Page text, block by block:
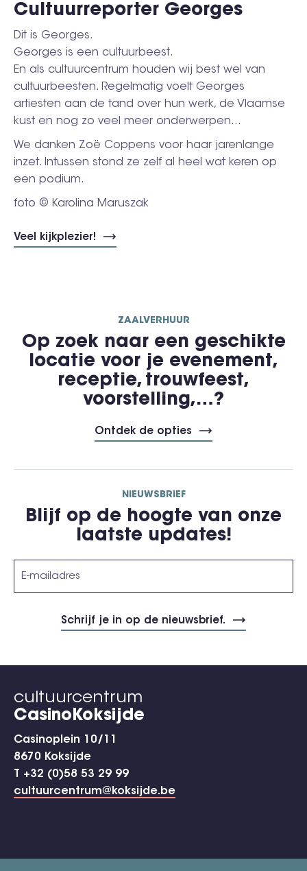
Cultuurreporter Georges
Dit is Georges.
Georges is een cultuurbeest.
En als cultuurcentrum houden wij best wel van
cultuurbeesten. Regelmatig voelt Georges
artiesten aan de tand over hun werk, de Vlaamse
kust en nog zo veel meer onderwerpen...
We danken Zoë Coppens voor haar jarenlange
inzet. Intussen stond ze zelf al heel wat keren op
een podium.
foto © Karolina Maruszak
Veel kijkplezier!
ZAALVERHUUR
Op zoek naar een geschikte
locatie voor je evenement,
receptie, trouwfeest,
voorstelling,…?
Ontdek de opties
NIEUWSBRIEF
Blijf op de hoogte van onze
laatste updates!
cultuurcentrum
CasinoKoksijde
Casinoplein 10/11
8670 Koksijde
T +32 (0)58 53 29 99
cultuurcentrum@koksijde.be